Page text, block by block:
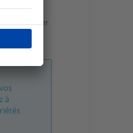
taxe
, afin d’éviter
à